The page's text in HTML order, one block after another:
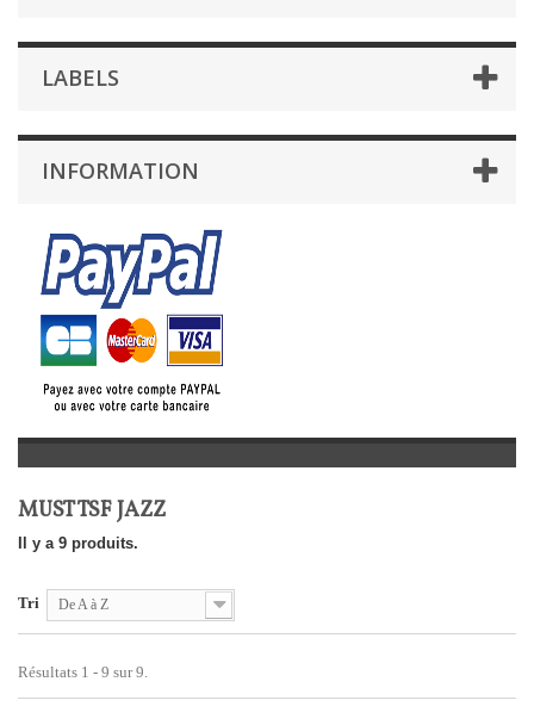
LABELS
INFORMATION
MUST TSF JAZZ
Il y a 9 produits.
Tri De A à Z
Résultats 1 - 9 sur 9.